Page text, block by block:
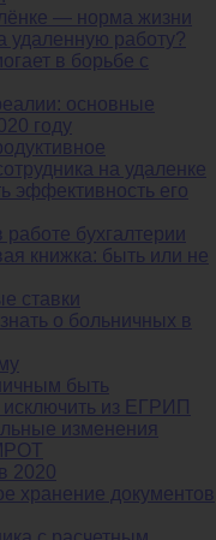
— норма жизни
удаленную работу?
в борьбе с
основные
году
на удаленке
эффективность его
бухгалтерии
книжка: быть или не
ставки
о больничных в
быть
исключить из ЕГРИП
изменения
2020
хранение документов